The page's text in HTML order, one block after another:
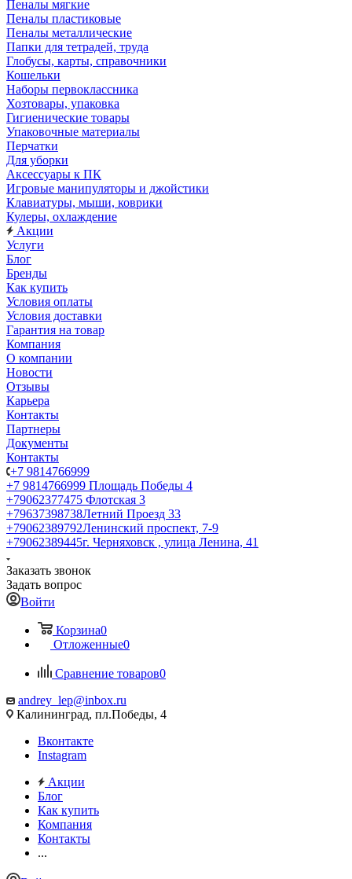
Пеналы мягкие
Пеналы пластиковые
Пеналы металлические
Папки для тетрадей, труда
Глобусы, карты, справочники
Кошельки
Наборы первоклассника
Хозтовары, упаковка
Гигиенические товары
Упаковочные материалы
Перчатки
Для уборки
Аксессуары к ПК
Игровые манипуляторы и джойстики
Клавиатуры, мыши, коврики
Кулеры, охлаждение
Акции
Услуги
Блог
Бренды
Как купить
Условия оплаты
Условия доставки
Гарантия на товар
Компания
О компании
Новости
Отзывы
Карьера
Контакты
Партнеры
Документы
Контакты
+7 9814766999
+7 9814766999 Площадь Победы 4
+79062377475 Флотская 3
+79637398738Летний Проезд 33
+79062389792Ленинский проспект, 7-9
+79062389445г. Черняховск , улица Ленина, 41
Заказать звонок
Задать вопрос
Войти
Корзина0
Отложенные0
Сравнение товаров0
andrey_lep@inbox.ru
Калининград, пл.Победы, 4
Вконтакте
Instagram
Акции
Блог
Как купить
Компания
Контакты
...